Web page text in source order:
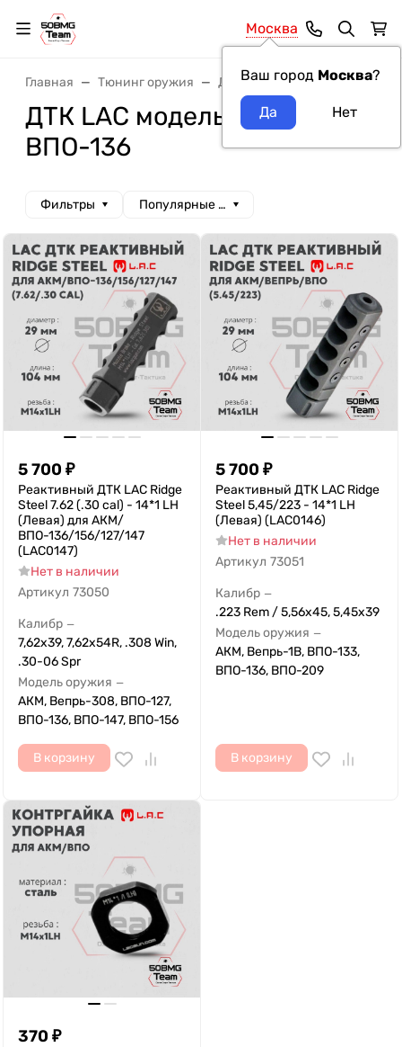
Москва
Ваш город Москва?
Главная Тюнинг оружия ДТК и Банки ДТК LAC
ДТК LAC модель оружия
ВПО-136
Фильтры Популярные сначала
5 700 ₽
Реактивный ДТК LAC Ridge
Steel 7.62 (.30 cal) - 14*1 LH
(Левая) для АКМ/
ВПО-136/156/127/147
(LAC0147)
Нет в наличии
Артикул 73050
Калибр —
7,62x39, 7,62х54R, .308 Win,
.30-06 Spr
Модель оружия —
АКМ, Вепрь-308, ВПО-127,
ВПО-136, ВПО-147, ВПО-156
В корзину
5 700 ₽
Реактивный ДТК LAC Ridge
Steel 5,45/223 - 14*1 LH
(Левая) (LAC0146)
Нет в наличии
Артикул 73051
Калибр —
.223 Rem / 5,56x45, 5,45х39
Модель оружия —
АКМ, Вепрь-1В, ВПО-133,
ВПО-136, ВПО-209
В корзину
370 ₽